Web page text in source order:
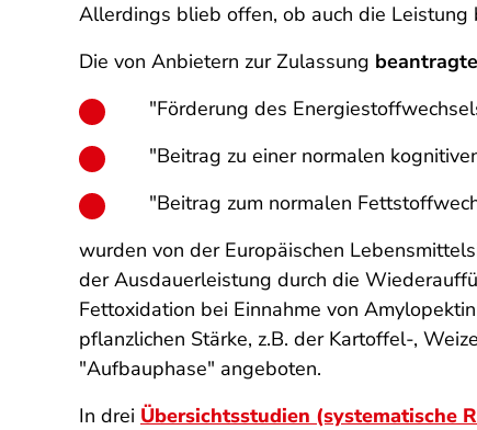
Allerdings blieb offen, ob auch die
Die von Anbietern zur Zulassung
"Förderung des
"Beitrag zu einer normalen
"Beitrag zum normalen
wurden von der Europäischen
der Ausdauerleistung durch die
Fettoxidation bei Einnahme von
pflanzlichen Stärke, z.B. der Kartoffel-,
"Aufbauphase" angeboten.
In drei Übersichtsstudien (systematische